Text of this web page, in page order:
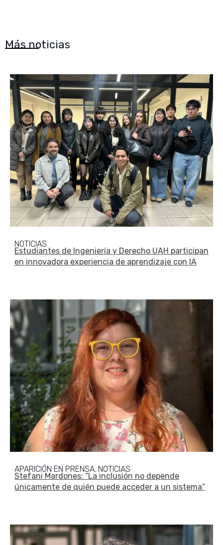
Más noticias
NOTICIAS
Estudiantes de Ingeniería y Derecho UAH participan
en innovadora experiencia de aprendizaje con IA
APARICIÓN EN PRENSA, NOTICIAS
Stefani Mardones: “La inclusión no depende
únicamente de quién puede acceder a un sistema”